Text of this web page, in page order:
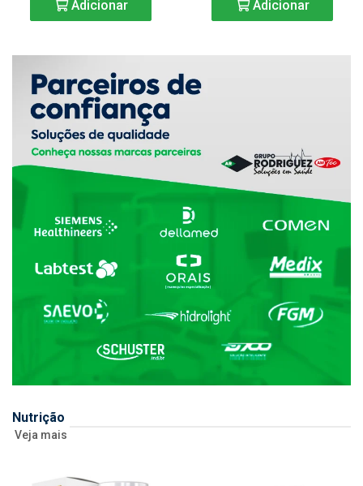
Adicionar Adicionar
Nutrição
Veja mais